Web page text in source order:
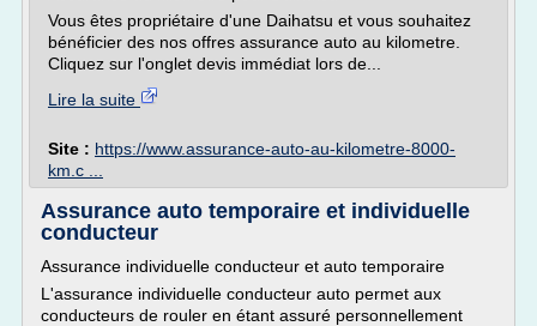
Vous êtes propriétaire d'une Daihatsu et vous souhaitez
bénéficier des nos offres assurance auto au kilometre.
Cliquez sur l'onglet devis immédiat lors de...
Lire la suite
Site : https://www.assurance-auto-au-kilometre-8000-
km.c ...
Assurance auto temporaire et individuelle
conducteur
Assurance individuelle conducteur et auto temporaire
L'assurance individuelle conducteur auto permet aux
conducteurs de rouler en étant assuré personnellement